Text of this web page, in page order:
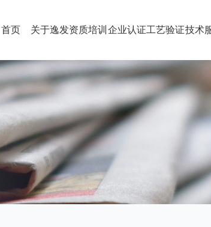
首页 关于逸发资质培训 企业认证工艺验证技术